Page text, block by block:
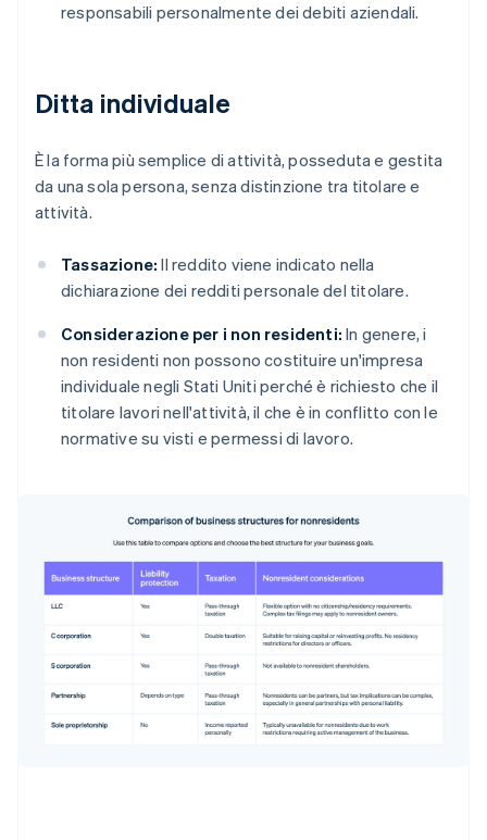
responsabili personalmente dei debiti aziendali.
Ditta individuale
È la forma più semplice di attività, posseduta e gestita
da una sola persona, senza distinzione tra titolare e
attività.
Tassazione: Il reddito viene indicato nella
dichiarazione dei redditi personale del titolare.
Considerazione per i non residenti: In genere, i
non residenti non possono costituire un'impresa
individuale negli Stati Uniti perché è richiesto che il
titolare lavori nell'attività, il che è in conflitto con le
normative su visti e permessi di lavoro.